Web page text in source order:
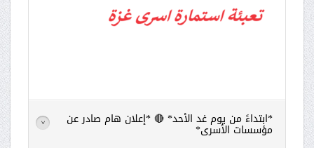
*ابتداءً من يوم غد الأحد* 🔴 *إعلان هام صادر عن
مؤسسات الأسرى* >